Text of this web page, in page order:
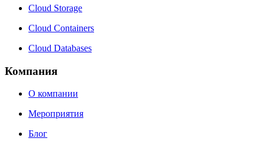
Cloud Storage
Cloud Containers
Cloud Databases
Компания
О компании
Мероприятия
Блог